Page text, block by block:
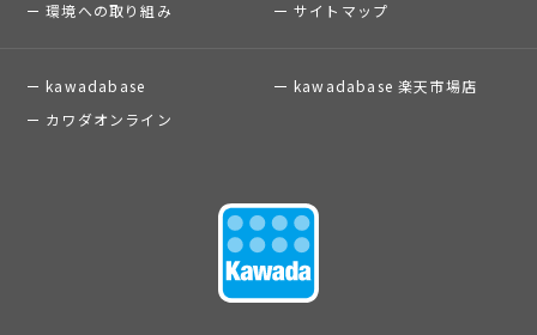
環境への取り組み サイトマップ
kawadabase
kawadabase 楽天市場店
カワダオンライン